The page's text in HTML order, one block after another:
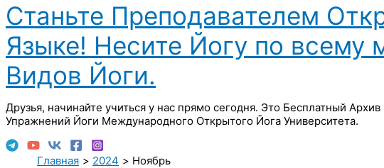
Станьте Преподавателем
Языке! Несите Йогу по всему
Видов Йоги.
Друзья, начинайте учиться у нас прямо сегодня. Это Бесплатный
Упражнений Йоги Международного Открытого Йога Университета.
Главная 2024 Ноябрь